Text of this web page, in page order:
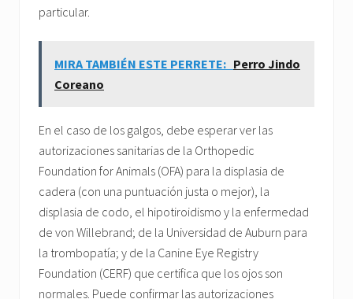
particular.
MIRA TAMBIÉN ESTE PERRETE: Perro Jindo
Coreano
En el caso de los galgos, debe esperar ver las
autorizaciones sanitarias de la Orthopedic
Foundation for Animals (OFA) para la displasia de
cadera (con una puntuación justa o mejor), la
displasia de codo, el hipotiroidismo y la enfermedad
de von Willebrand; de la Universidad de Auburn para
la trombopatía; y de la Canine Eye Registry
Foundation (CERF) que certifica que los ojos son
normales. Puede confirmar las autorizaciones